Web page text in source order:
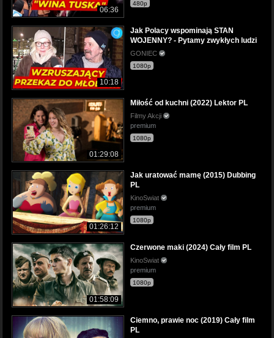
06:36
480p
10:18
Jak Polacy wspominają STAN
WOJENNY? - Pytamy zwykłych ludzi
GONIEC
1080p
01:29:08
Miłość od kuchni (2022) Lektor PL
Filmy Akcji
premium
1080p
01:26:12
Jak uratować mamę (2015) Dubbing
PL
KinoSwiat
premium
1080p
01:58:09
Czerwone maki (2024) Cały film PL
KinoSwiat
premium
1080p
Ciemno, prawie noc (2019) Cały film
PL